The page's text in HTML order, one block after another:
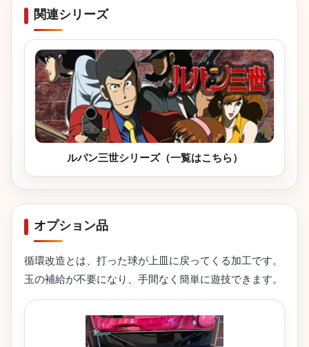
関連シリーズ
ルパン三世シリーズ（一覧はこちら）
オプション品
循環改造とは、打った球が上皿に戻ってくる加工です。
玉の補給が不要になり、手間なく簡単に遊技できます。